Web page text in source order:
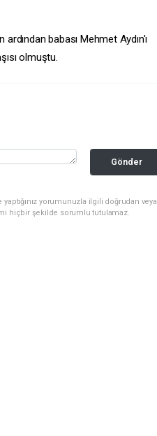
babası Mehmet Aydın'ı
olmuştu.
Gönder
yorumunuzla ilgili doğrudan veya
hiçbir şekilde sorumlu tutulamaz.